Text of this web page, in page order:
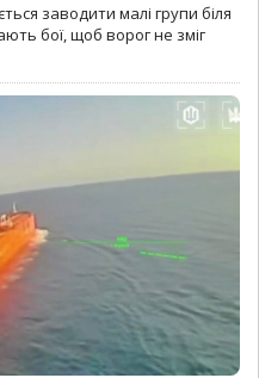
заводити малі групи біля
бої, щоб ворог не зміг